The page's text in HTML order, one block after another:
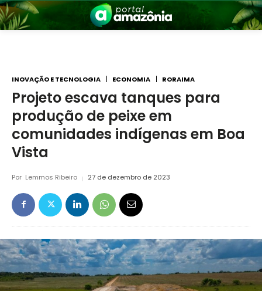
Amazônia
INOVAÇÃO E TECNOLOGIA ECONOMIA RORAIMA
Projeto escava tanques para
produção de peixe em
comunidades indígenas em Boa
Vista
Por Lemmos Ribeiro 27 de dezembro de 2023